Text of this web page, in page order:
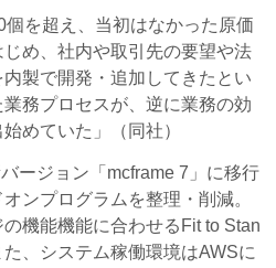
を超え、当初はなかった原価
め、社内や取引先の要望や法
製で開発・追加してきたとい
務プロセスが、逆に業務の効
めていた」（同社）
ージョン「mcframe 7」に移行
ンプログラムを整理・削減。
機能機能に合わせるFit to Stan
、システム稼働環境はAWSに